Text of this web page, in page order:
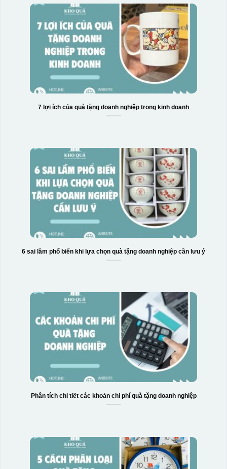
7 lợi ích của quà tặng doanh nghiệp trong kinh doanh
6 sai lầm phổ biến khi lựa chọn quà tặng doanh nghiệp cần lưu ý
Phân tích chi tiết các khoản chi phí quà tặng doanh nghiệp